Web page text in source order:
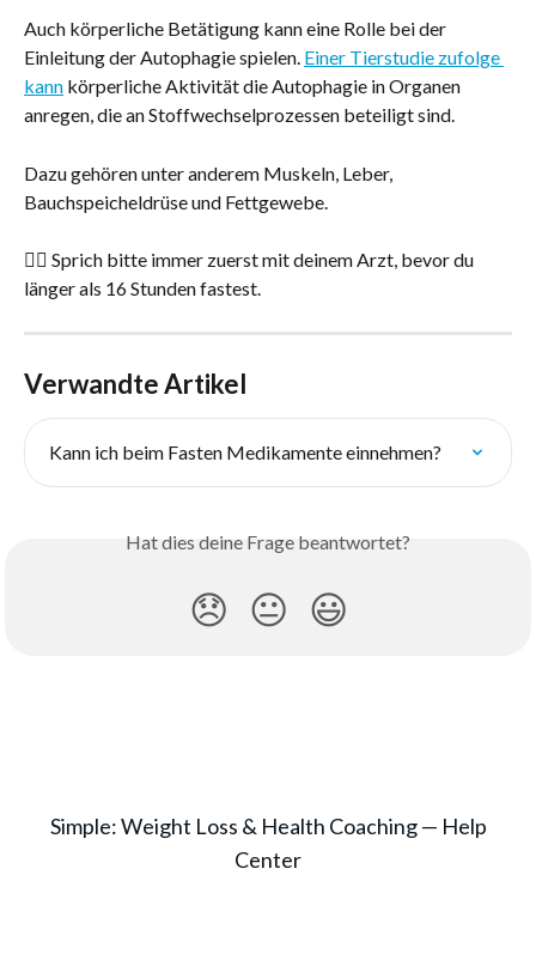
Auch körperliche Betätigung kann eine Rolle bei der
Einleitung der Autophagie spielen. Einer Tierstudie zufolge
kann körperliche Aktivität die Autophagie in Organen
anregen, die an Stoffwechselprozessen beteiligt sind.
Dazu gehören unter anderem Muskeln, Leber,
Bauchspeicheldrüse und Fettgewebe.
👨‍⚕️ Sprich bitte immer zuerst mit deinem Arzt, bevor du
länger als 16 Stunden fastest.
Verwandte Artikel
Kann ich beim Fasten Medikamente einnehmen?
Hat dies deine Frage beantwortet?
😞 😐 😃
Simple: Weight Loss & Health Coaching — Help
Center